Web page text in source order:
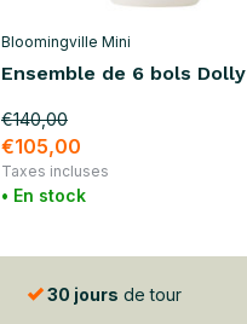
Bloomingville Mini
Ensemble de 6 bols Dolly
€140,00
€105,00
Taxes incluses
• En stock
30 jours de tour